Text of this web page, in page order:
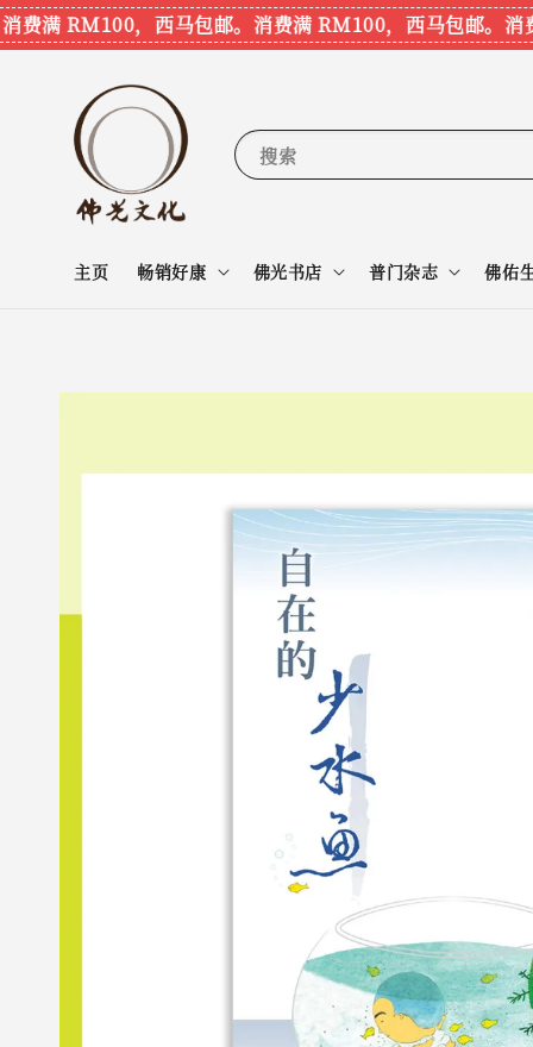
满 RM100，西马包邮。消费满 RM100，西马包邮。消费
搜索
主页 畅销好康 佛光书店 普门杂志 佛佑